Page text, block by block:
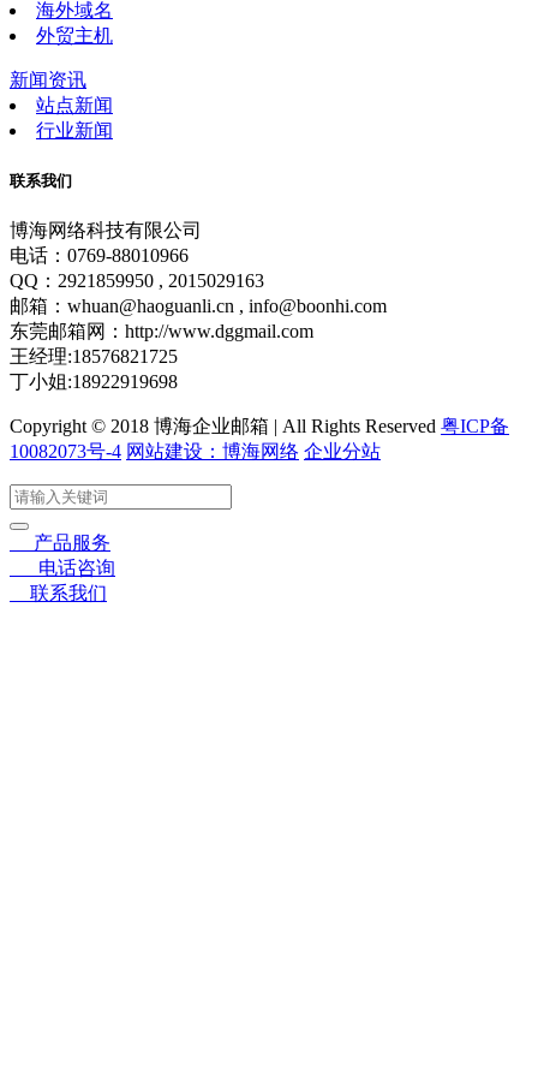
海外域名
外贸主机
新闻资讯
站点新闻
行业新闻
联系我们
博海网络科技有限公司
电话：0769-88010966
QQ：2921859950 , 2015029163
邮箱：whuan@haoguanli.cn , info@boonhi.com
东莞邮箱网：http://www.dggmail.com
王经理:18576821725
丁小姐:18922919698
Copyright © 2018 博海企业邮箱 | All Rights Reserved 粤ICP备
10082073号-4 网站建设：博海网络 企业分站
产品服务
电话咨询
联系我们